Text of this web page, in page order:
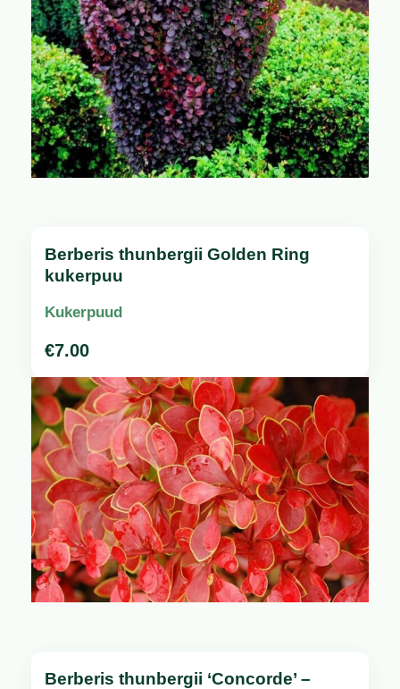
Berberis thunbergii Golden Ring
kukerpuu
Kukerpuud
€7.00
Berberis thunbergii ‘Concorde’ –